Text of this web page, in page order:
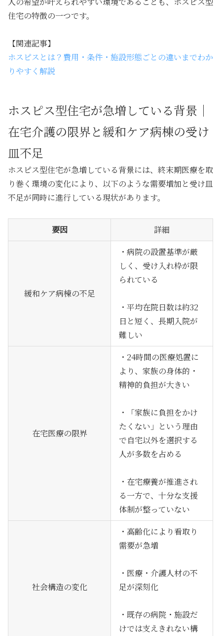
住宅の特徴の一つです。
【関連記事】
ホスピスとは？費用・条件・施設形態ごとの違いまでわか
りやすく解説
ホスピス型住宅が急増している背景｜
在宅介護の限界と緩和ケア病棟の受け
皿不足
ホスピス型住宅が急増している背景には、終末期医療を取
り巻く環境の変化により、以下のような需要増加と受け皿
不足が同時に進行している現状があります。
要因 詳細
緩和ケア病棟の不足
・病院の設置基準が厳
しく、受け入れ枠が限
られている
・平均在院日数は約32
日と短く、長期入院が
難しい
在宅医療の限界
・24時間の医療処置に
より、家族の身体的・
精神的負担が大きい
・「家族に負担をかけ
たくない」という理由
で自宅以外を選択する
人が多数を占める
・在宅療養が推進され
る一方で、十分な支援
体制が整っていない
社会構造の変化
・高齢化により看取り
需要が急増
・医療・介護人材の不
足が深刻化
・既存の病院・施設だ
けでは支えきれない構